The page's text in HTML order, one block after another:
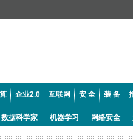
企业2.0 互联网 安 全 装 备
数据科学家 机器学习 网络安全